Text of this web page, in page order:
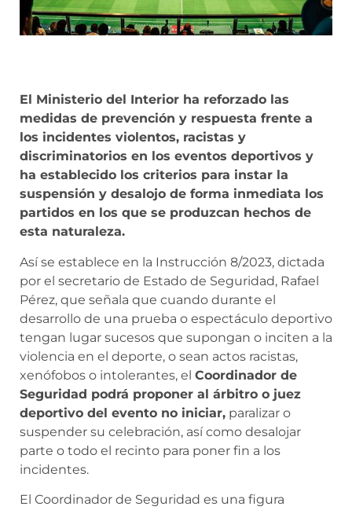
El Ministerio del Interior ha reforzado las
medidas de prevención y respuesta frente a
los incidentes violentos, racistas y
discriminatorios en los eventos deportivos y
ha establecido los criterios para instar la
suspensión y desalojo de forma inmediata los
partidos en los que se produzcan hechos de
esta naturaleza.
Así se establece en la Instrucción 8/2023, dictada
por el secretario de Estado de Seguridad, Rafael
Pérez, que señala que cuando durante el
desarrollo de una prueba o espectáculo deportivo
tengan lugar sucesos que supongan o inciten a la
violencia en el deporte, o sean actos racistas,
xenófobos o intolerantes, el Coordinador de
Seguridad podrá proponer al árbitro o juez
deportivo del evento no iniciar, paralizar o
suspender su celebración, así como desalojar
parte o todo el recinto para poner fin a los
incidentes.
El Coordinador de Seguridad es una figura